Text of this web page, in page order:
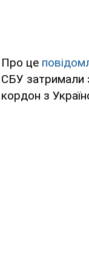
Про це
СБУ затримали
кордон з